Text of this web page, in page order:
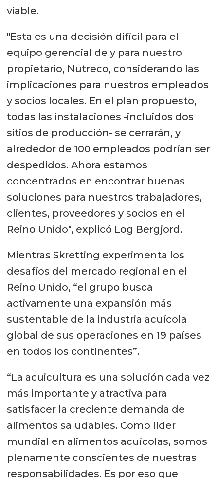
viable.
"Esta es una decisión difícil para el
equipo gerencial de y para nuestro
propietario, Nutreco, considerando las
implicaciones para nuestros empleados
y socios locales. En el plan propuesto,
todas las instalaciones -incluidos dos
sitios de producción- se cerrarán, y
alrededor de 100 empleados podrían ser
despedidos. Ahora estamos
concentrados en encontrar buenas
soluciones para nuestros trabajadores,
clientes, proveedores y socios en el
Reino Unido", explicó Log Bergjord.
Mientras Skretting experimenta los
desafíos del mercado regional en el
Reino Unido, “el grupo busca
activamente una expansión más
sustentable de la industria acuícola
global de sus operaciones en 19 países
en todos los continentes”.
“La acuicultura es una solución cada vez
más importante y atractiva para
satisfacer la creciente demanda de
alimentos saludables. Como líder
mundial en alimentos acuícolas, somos
plenamente conscientes de nuestras
responsabilidades. Es por eso que